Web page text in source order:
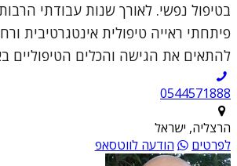
בטיפול נפשי. לאורך שנות עבודתי
פיתחתי ראייה טיפולית אינטגרטיבית
להתאים את הגישה והכלים הטיפוליים
0544571888
הרצליה, ישראל
לפרטים
הודעה לווטסאפ